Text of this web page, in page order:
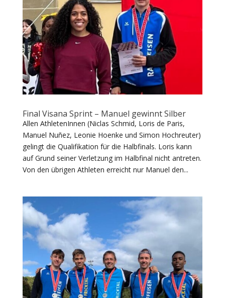
Final Visana Sprint – Manuel gewinnt Silber
Allen AthletenInnen (Niclas Schmid, Loris de Paris,
Manuel Nuñez, Leonie Hoenke und Simon Hochreuter)
gelingt die Qualifikation für die Halbfinals. Loris kann
auf Grund seiner Verletzung im Halbfinal nicht antreten.
Von den übrigen Athleten erreicht nur Manuel den...